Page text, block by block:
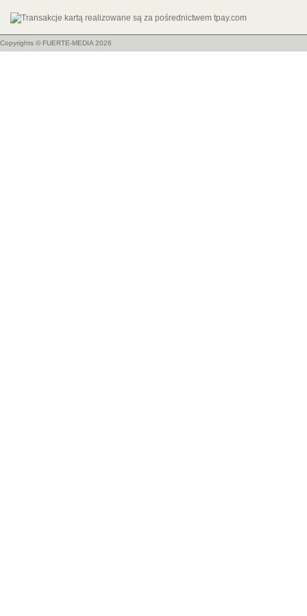
Copyrights © FUERTE-MEDIA 2026